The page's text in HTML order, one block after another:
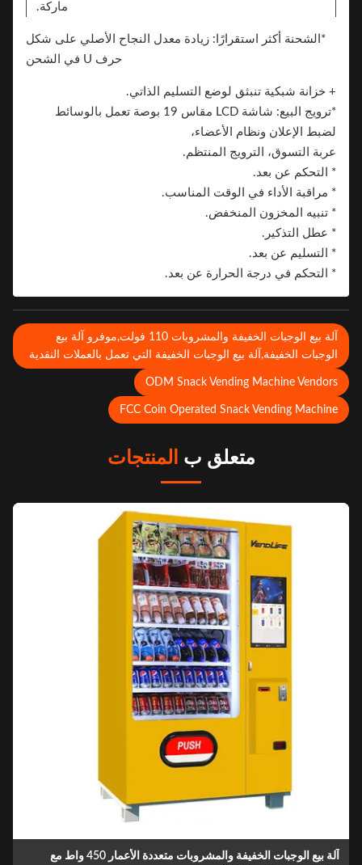
ماركة.
الميزات الرئيسية:
*الشحنة أكثر استقرارًا: زيادة معدل النجاح الأصلي على شكل
حرف U في الشحن
+ خزانة شبكية تنبثق لوضع التسليم الذاتي.
*ترويج البيع: شاشة LCD مقاس 19 بوصة تعمل بالوسائط
لضبط الإعلان ونظام الأعضاء،
عربة التسوق، الترويج المنتظم.
* التحكم عن بعد.
* مراقبة الأداء في الوقت المناسب.
* تنبيه المخزون المنخفض.
* عطل التذكير.
* التسليم عن بعد.
* التحكم في درجة الحرارة عن بعد.
آلة بيع الوجبات الخفيفة والمشروبات 110 فولت,موفرو آلة بيع
الخفيفة,آلة بيع الوجبات الخفيفة التي تعمل بالعملات النقدية
ODM Snack Vending Machine
FCC Coin Operated Snack Vending
متعلق ب المنتجات
آلة بيع الوجبات الخفيفة والمشروبات متعددة الأعمار 450 واط مع